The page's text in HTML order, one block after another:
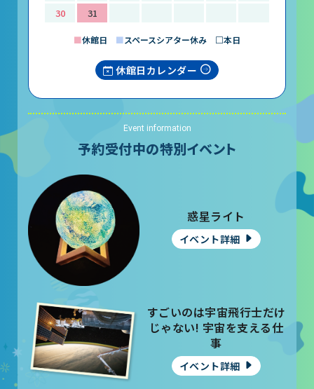
30
31
■休館日 ■スペースシアター休み □本日
休館日カレンダー
Event information
予約受付中の特別イベント
惑星ライト
イベント詳細
すごいのは宇宙飛行士だけ
じゃない! 宇宙を支える仕
事
イベント詳細